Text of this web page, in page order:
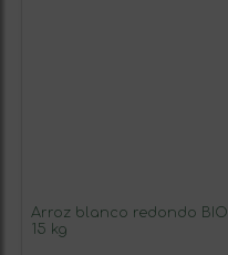
Arroz blanco redondo BIO
15 kg